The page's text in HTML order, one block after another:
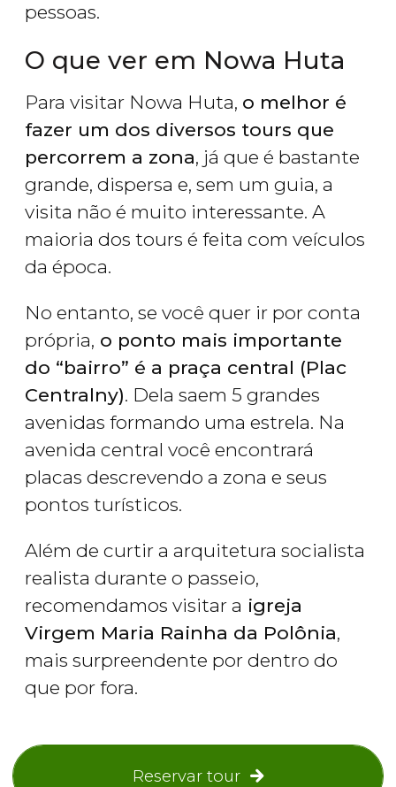
pessoas.
O que ver em Nowa Huta
Para visitar Nowa Huta, o melhor é
fazer um dos diversos tours que
percorrem a zona, já que é bastante
grande, dispersa e, sem um guia, a
visita não é muito interessante. A
maioria dos tours é feita com veículos
da época.
No entanto, se você quer ir por conta
própria, o ponto mais importante
do “bairro” é a praça central (Plac
Centralny). Dela saem 5 grandes
avenidas formando uma estrela. Na
avenida central você encontrará
placas descrevendo a zona e seus
pontos turísticos.
Além de curtir a arquitetura socialista
realista durante o passeio,
recomendamos visitar a igreja
Virgem Maria Rainha da Polônia,
mais surpreendente por dentro do
que por fora.
Reservar tour